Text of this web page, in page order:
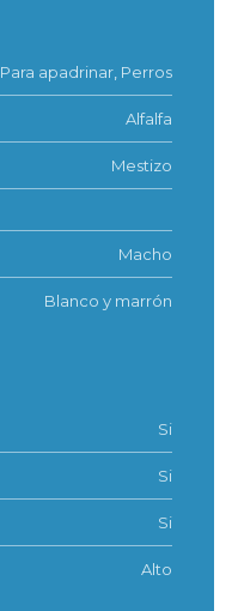
Para apadrinar Perros
Alfalfa
Mestizo
Macho
Blanco y marrón
Si
Si
Si
Alto